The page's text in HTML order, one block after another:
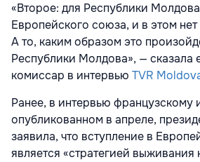
«Второе: для Республики
Европейского союза, и в этом
А то, каким образом это
Республики Молдова», — сказала
комиссар в интервью TVR
Ранее, в интервью французскому
опубликованном в апреле,
заявила, что вступление в
является «стратегией выживания